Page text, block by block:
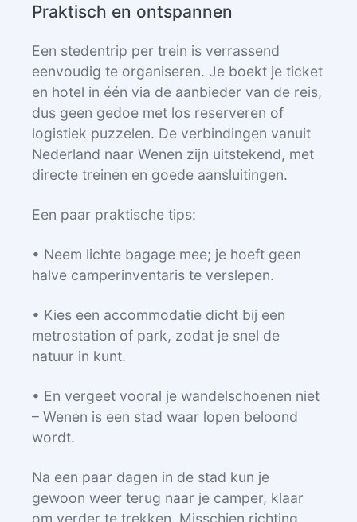
Praktisch en ontspannen
Een stedentrip per trein is verrassend
eenvoudig te organiseren. Je boekt je ticket
en hotel in één via de aanbieder van de reis,
dus geen gedoe met los reserveren of
logistiek puzzelen. De verbindingen vanuit
Nederland naar Wenen zijn uitstekend, met
directe treinen en goede aansluitingen.
Een paar praktische tips:
• Neem lichte bagage mee; je hoeft geen
halve camperinventaris te verslepen.
• Kies een accommodatie dicht bij een
metrostation of park, zodat je snel de
natuur in kunt.
• En vergeet vooral je wandelschoenen niet
– Wenen is een stad waar lopen beloond
wordt.
Na een paar dagen in de stad kun je
gewoon weer terug naar je camper, klaar
om verder te trekken. Misschien richting